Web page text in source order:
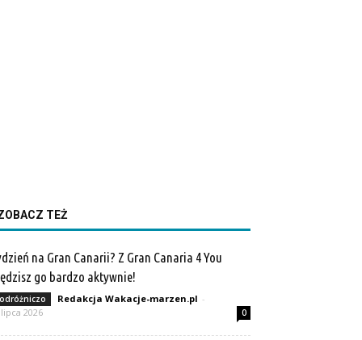
TEŻ
na Gran Canarii? Z Gran Canaria 4 You
go bardzo aktywnie!
Redakcja Wakacje-marzen.pl -
2026
0